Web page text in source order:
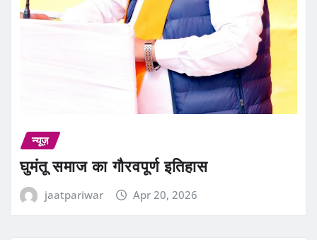
न्यूज़
घुमंतू समाज का गौरवपूर्ण इतिहास
jaatpariwar Apr 20, 2026